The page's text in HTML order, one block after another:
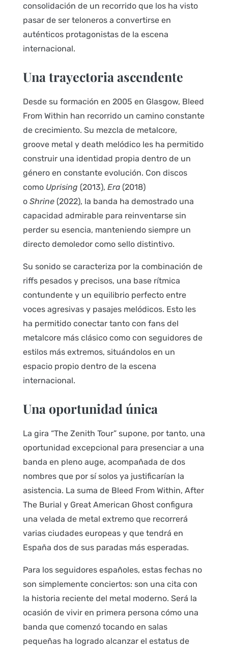
consolidación de un recorrido que los ha visto
pasar de ser teloneros a convertirse en
auténticos protagonistas de la escena
internacional.
Una trayectoria ascendente
Desde su formación en 2005 en Glasgow, Bleed
From Within han recorrido un camino constante
de crecimiento. Su mezcla de metalcore,
groove metal y death melódico les ha permitido
construir una identidad propia dentro de un
género en constante evolución. Con discos
como Uprising (2013), Era(2018)
o Shrine(2022), la banda ha demostrado una
capacidad admirable para reinventarse sin
perder su esencia, manteniendo siempre un
directo demoledor como sello distintivo.
Su sonido se caracteriza por la combinación de
riffs pesados y precisos, una base rítmica
contundente y un equilibrio perfecto entre
voces agresivas y pasajes melódicos. Esto les
ha permitido conectar tanto con fans del
metalcore más clásico como con seguidores de
estilos más extremos, situándolos en un
espacio propio dentro de la escena
internacional.
Una oportunidad única
La gira “The Zenith Tour” supone, por tanto, una
oportunidad excepcional para presenciar a una
banda en pleno auge, acompañada de dos
nombres que por sí solos ya justificarían la
asistencia. La suma de Bleed From Within, After
The Burial y Great American Ghost configura
una velada de metal extremo que recorrerá
varias ciudades europeas y que tendrá en
España dos de sus paradas más esperadas.
Para los seguidores españoles, estas fechas no
son simplemente conciertos: son una cita con
la historia reciente del metal moderno. Será la
ocasión de vivir en primera persona cómo una
banda que comenzó tocando en salas
pequeñas ha logrado alcanzar el estatus de